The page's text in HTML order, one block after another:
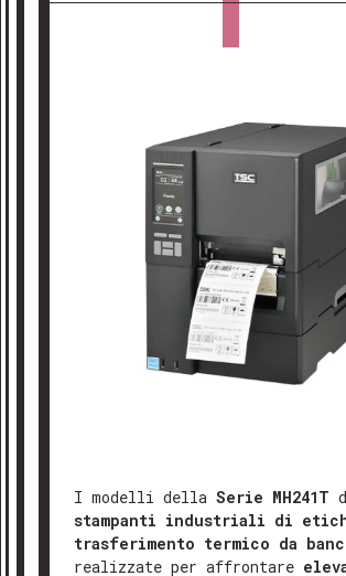
I modelli dellaSerie MH241T
stampanti industriali di
trasferimento termico da
realizzate per affrontare